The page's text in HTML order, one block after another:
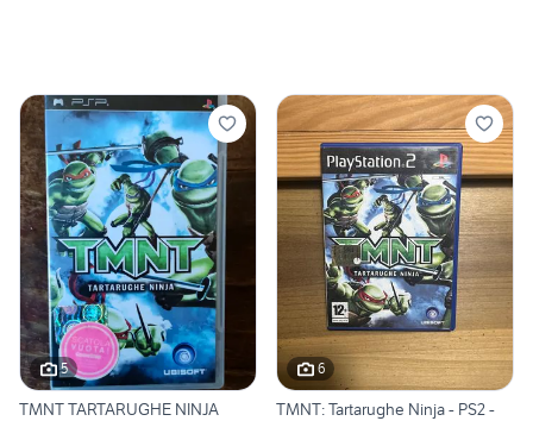
5
TMNT TARTARUGHE NINJA
6
TMNT: Tartarughe Ninja - PS2 -